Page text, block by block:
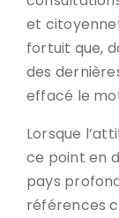
et
fortuit que,
des
effacé le
Lorsque
ce point en
pays
références